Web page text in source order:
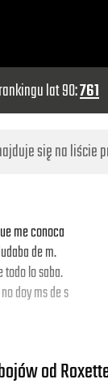
lat 90:761
się na liście
me conoca
de m.
todo lo saba.
doy ms de s
od